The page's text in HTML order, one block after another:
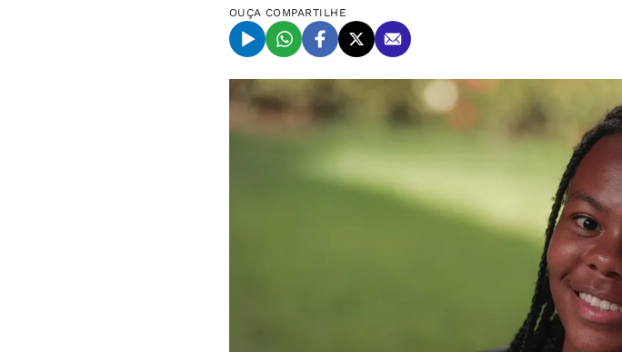
OUÇA COMPARTILHE